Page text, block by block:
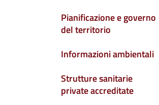
Pianificazione e governo
del territorio
Informazioni ambientali
Strutture sanitarie
private accreditate